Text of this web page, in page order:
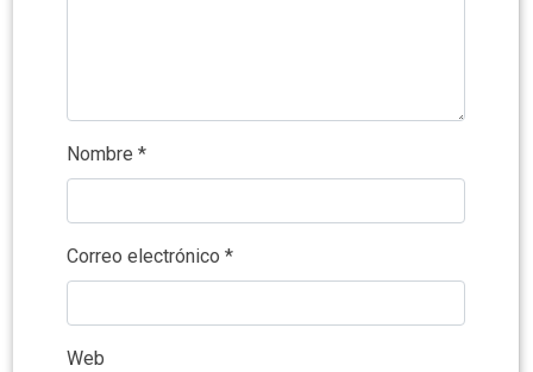
Nombre *
Correo electrónico *
Web